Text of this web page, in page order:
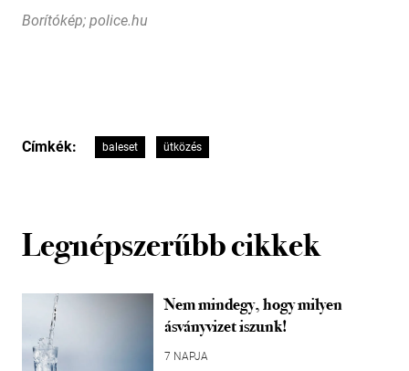
Borítókép; police.hu
Címkék: baleset ütközés
Legnépszerűbb cikkek
Nem mindegy, hogy milyen
ásványvizet iszunk!
7 NAPJA